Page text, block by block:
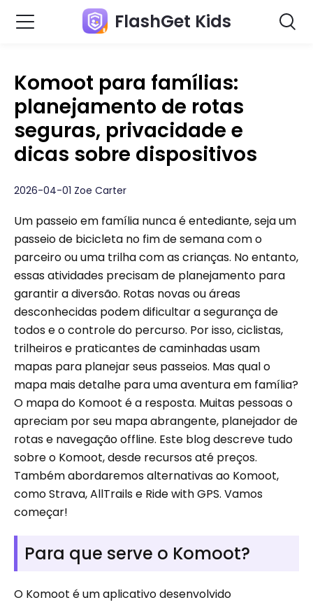
FlashGet Kids
Komoot para famílias:
planejamento de rotas
seguras, privacidade e
dicas sobre dispositivos
2026-04-01 Zoe Carter
Um passeio em família nunca é entediante, seja um
passeio de bicicleta no fim de semana com o
parceiro ou uma trilha com as crianças. No entanto,
essas atividades precisam de planejamento para
garantir a diversão. Rotas novas ou áreas
desconhecidas podem dificultar a segurança de
todos e o controle do percurso. Por isso, ciclistas,
trilheiros e praticantes de caminhadas usam
mapas para planejar seus passeios. Mas qual o
mapa mais detalhe para uma aventura em família?
O mapa do Komoot é a resposta. Muitas pessoas o
apreciam por seu mapa abrangente, planejador de
rotas e navegação offline. Este blog descreve tudo
sobre o Komoot, desde recursos até preços.
Também abordaremos alternativas ao Komoot,
como Strava, AllTrails e Ride with GPS. Vamos
começar!
Para que serve o Komoot?
O Komoot é um aplicativo desenvolvido